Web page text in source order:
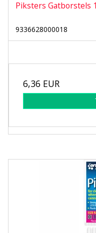
Piksters Gatborstels
9336628000018
6,36 EUR